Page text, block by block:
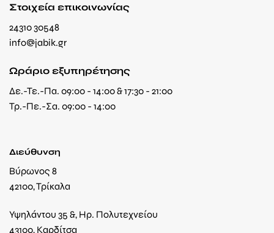
Στοιχεία επικοινωνίας
24310 30548
info@jabik.gr
Ωράριο εξυπηρέτησης
Δε.-Τε.-Πα. 09:00 - 14:00 & 17:30 - 21:00
Τρ.-Πε.-Σα. 09:00 - 14:00
Διεύθυνση
Βύρωνος 8
42100, Τρίκαλα
Υψηλάντου 35 &, Ηρ. Πολυτεχνείου
43100, Καρδίτσα